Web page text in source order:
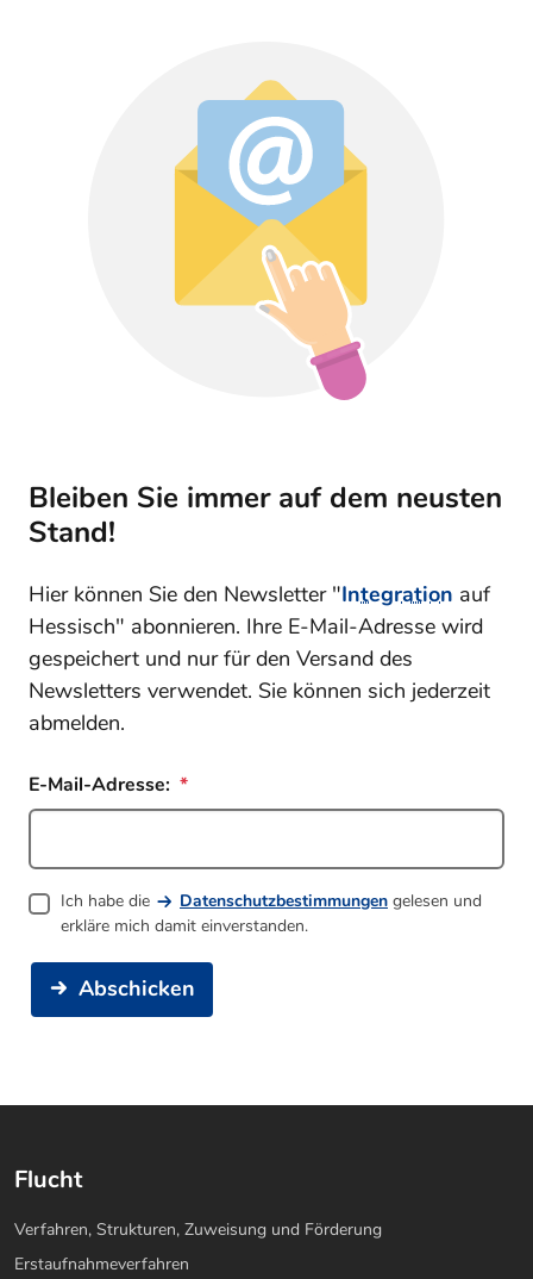
Bleiben Sie immer auf dem neusten
Stand!
Hier können Sie den Newsletter "Integration auf
Hessisch" abonnieren. Ihre E-Mail-Adresse wird
gespeichert und nur für den Versand des
Newsletters verwendet. Sie können sich jederzeit
abmelden.
E-Mail-Adresse:
Ich habe die Datenschutzbestimmungen gelesen und
erkläre mich damit einverstanden.
Abschicken
Flucht
Verfahren, Strukturen, Zuweisung und Förderung
Erstaufnahmeverfahren